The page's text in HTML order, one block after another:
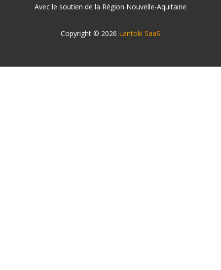
Avec le soutien de la Région Nouvelle-Aquitaine
Copyright © 2026 Lantoki SaaS